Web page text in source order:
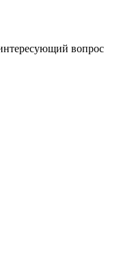
вопрос